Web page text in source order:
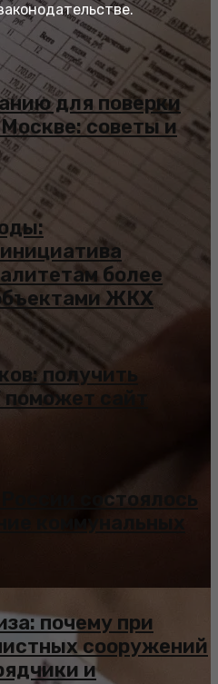
для поверки
советы и
более
ЖКХ
получить
сайт
состоялось
коммунальных
почему при
сооружений
и